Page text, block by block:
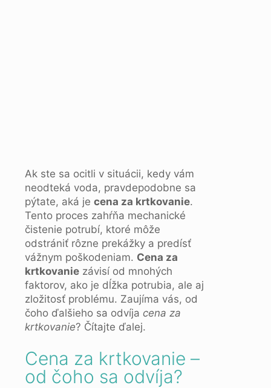
Ak ste sa ocitli v situácii, kedy vám
neodteká voda, pravdepodobne sa
pýtate, aká je cena za krtkovanie.
Tento proces zahŕňa mechanické
čistenie potrubí, ktoré môže
odstrániť rôzne prekážky a predísť
vážnym poškodeniam. Cena za
krtkovanie závisí od mnohých
faktorov, ako je dĺžka potrubia, ale aj
zložitosť problému. Zaujíma vás, od
čoho ďalšieho sa odvíja cena za
krtkovanie? Čítajte ďalej.
Cena za krtkovanie –
od čoho sa odvíja?